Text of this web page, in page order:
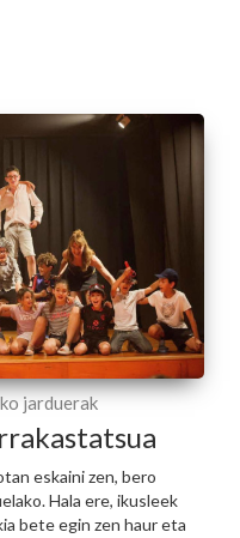
jarduerak
eskaini zen, bero
Hala ere, ikusleek
bete egin zen haur eta